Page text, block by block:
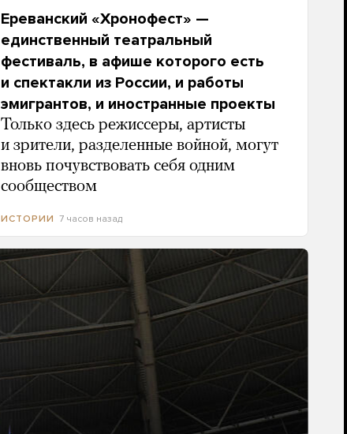
Ереванский «Хронофест» —
единственный театральный
фестиваль, в афише которого есть
и спектакли из России, и работы
эмигрантов, и иностранные проекты
Только здесь режиссеры, артисты
и зрители, разделенные войной, могут
вновь почувствовать себя одним
сообществом
ИСТОРИИ 7 часов назад